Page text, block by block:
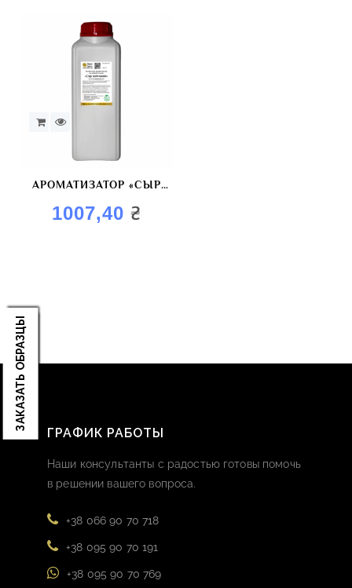
ЗАКАЗАТЬ ОБРАЗЦЫ
АРОМАТИЗАТОР «СЫР
КОПЧЕНИЙ»
1007,40 ₴
ГРАФИК РАБОТЫ
Наши консультанты с радостью готовы помочь
в решении вашего вопроса.
+38 066 90 70 718
+38 095 90 70 191
+38 095 90 70 769